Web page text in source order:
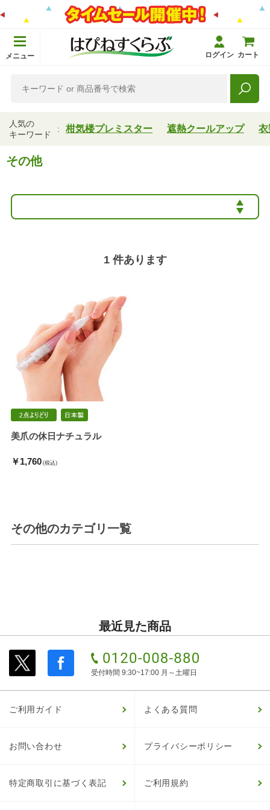
メニュー ログイン カート
人気の
キーワード
柑気楼プレミスター 遮熱クールアップ 衣
その他
1 件あります
美爪の休日ナチュラル
￥1,760 (税込)
その他のカテゴリ一覧
最近見た商品
受付時間 9:30~17:00 月～土曜日
ご利用ガイド よくある質問
お問い合わせ プライバシーポリシー
特定商取引に基づく表記 ご利用規約